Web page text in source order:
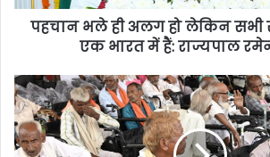
पहचान भले ही अलग हो लेकिन सभी
एक भारत में हैं: राज्यपाल